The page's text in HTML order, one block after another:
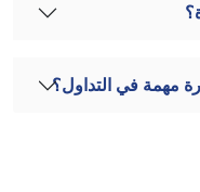
مهمة في التداول؟